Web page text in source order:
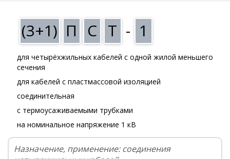
(3+1) П С Т - 1
для четырёхжильных кабелей с одной жилой меньшего
сечения
для кабелей с пластмассовой изоляцией
соединительная
с термоусаживаемыми трубками
на номинальное напряжение 1 кВ
Назначение, применение: соединения